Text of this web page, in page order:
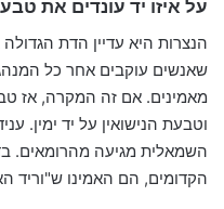
על איזו יד עונדים את
הנצרות היא עדיין הדת
שאנשים עוקבים אחר כל
מאמינים. אם זה המקרה, אז
וטבעת הנישואין על יד ימין.
השמאלית מגיעה מהרומאים.
הקדומים, הם האמינו ש"וריד